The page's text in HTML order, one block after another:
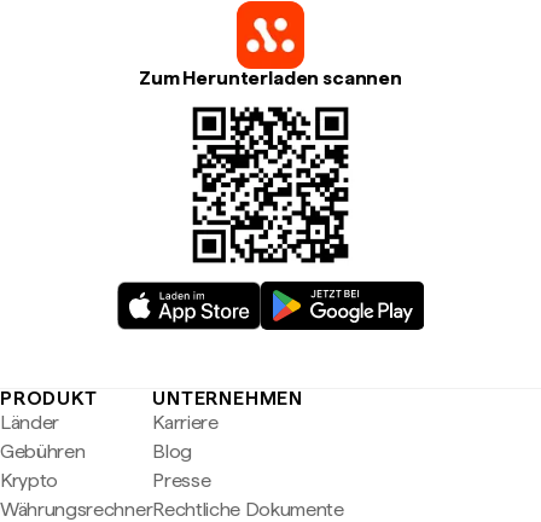
Zum Herunterladen scannen
PRODUKT
Länder
Gebühren
Krypto
Währungsrechner
UNTERNEHMEN
Karriere
Blog
Presse
Rechtliche Dokumente